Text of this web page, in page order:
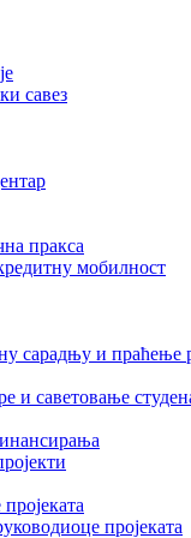
савез
пракса
мобилност
сарадњу и праћење
и саветовање
пројеката